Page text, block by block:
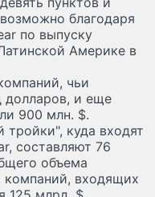
благодаря
по выпуску
Америке в
чьи
долларов, и еще
900 млн. $.
куда входят
составляют 76
объема
входящих